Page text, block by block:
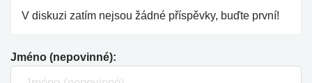
V diskuzi zatím nejsou žádné příspěvky, buďte první!
Jméno (nepovinné):